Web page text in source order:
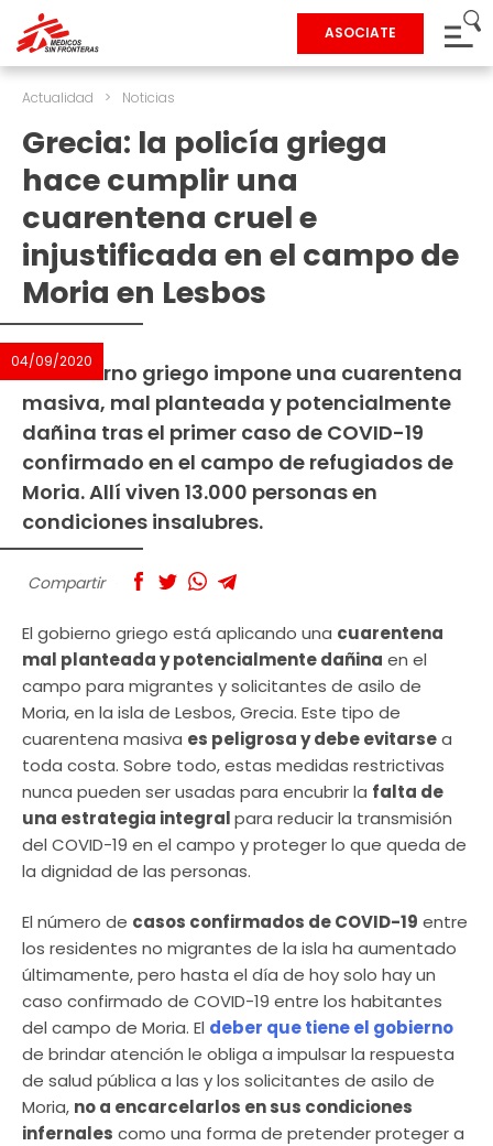
ASOCIATE
Actualidad > Noticias
Grecia: la policía griega
hace cumplir una
cuarentena cruel e
injustificada en el campo de
Moria en Lesbos
04/09/2020
El Gobierno griego impone una cuarentena
masiva, mal planteada y potencialmente
dañina tras el primer caso de COVID-19
confirmado en el campo de refugiados de
Moria. Allí viven 13.000 personas en
condiciones insalubres.
Compartir
El gobierno griego está aplicando una cuarentena
mal planteada y potencialmente dañina en el
campo para migrantes y solicitantes de asilo de
Moria, en la isla de Lesbos, Grecia. Este tipo de
cuarentena masiva es peligrosa y debe evitarsea
toda costa. Sobre todo, estas medidas restrictivas
nunca pueden ser usadas para encubrir la falta de
una estrategia integralpara reducir la transmisión
del COVID-19 en el campo y proteger lo que queda de
la dignidad de las personas.
El número de casos confirmados de COVID-19 entre
los residentes no migrantes de la isla ha aumentado
últimamente, pero hasta el día de hoy solo hay un
caso confirmado de COVID-19 entre los habitantes
del campo de Moria. El deber que tiene el gobierno
de brindar atención le obliga a impulsar la respuesta
de salud pública a las y los solicitantes de asilo de
Moria, no a encarcelarlos en sus condiciones
infernales como una forma de pretender proteger a